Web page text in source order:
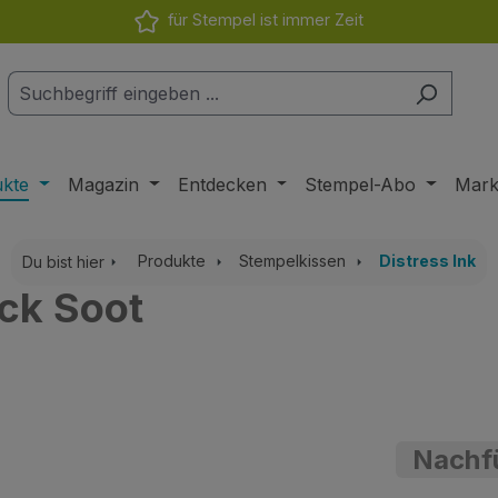
für Stempel ist immer Zeit
Magazin Entdecken Stempel-Abo
Du bist hier Produkte Stempelkissen Distress Ink
Soot